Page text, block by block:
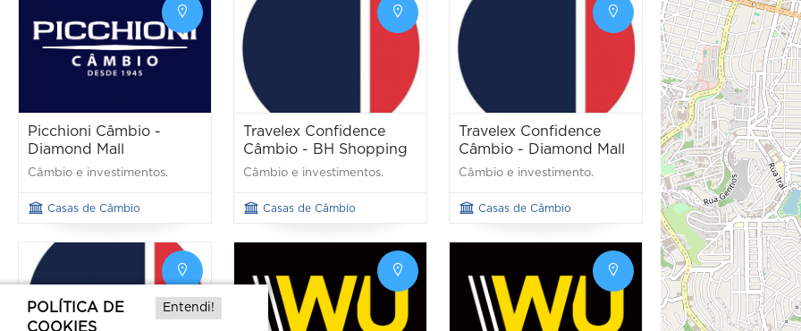
Picchioni Câmbio -
Diamond Mall
Câmbio e investimentos.
Casas de Câmbio
Travelex Confidence
Câmbio - BH Shopping
Câmbio e investimentos.
Casas de Câmbio
Travelex Confidence
Câmbio - Diamond Mall
Câmbio e investimento.
Casas de Câmbio
POLÍTICA DE
COOKIES
Entendi!